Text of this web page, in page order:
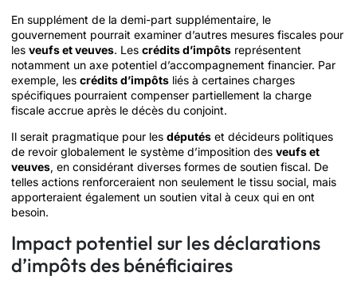
En supplément de la demi-part supplémentaire, le
gouvernement pourrait examiner d’autres mesures fiscales pour
les veufs et veuves. Les crédits d’impôts représentent
notamment un axe potentiel d’accompagnement financier. Par
exemple, les crédits d’impôts liés à certaines charges
spécifiques pourraient compenser partiellement la charge
fiscale accrue après le décès du conjoint.
Il serait pragmatique pour les députés et décideurs politiques
de revoir globalement le système d’imposition des veufs et
veuves, en considérant diverses formes de soutien fiscal. De
telles actions renforceraient non seulement le tissu social, mais
apporteraient également un soutien vital à ceux qui en ont
besoin.
Impact potentiel sur les déclarations
d’impôts des bénéficiaires